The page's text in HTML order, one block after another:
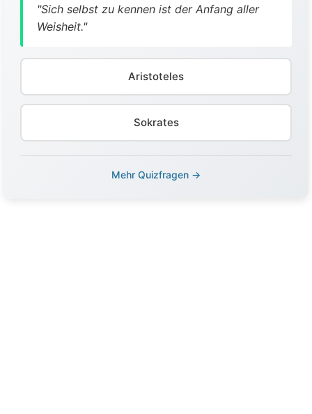
"Sich selbst zu kennen ist der Anfang aller
Weisheit."
Aristoteles
Sokrates
Mehr Quizfragen →